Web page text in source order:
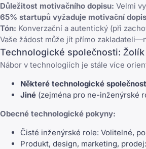
Důležitost motivačního dopisu: Velmi
65% startupů vyžaduje motivační
Tón: Konverzační a autentický (při
Vaše žádost může jít přímo
Technologické společnosti: Žolík
Nábor v technologiích je stále více
Některé technologické
Jiné (zejména pro ne-inženýrské
Obecné technologické pokyny:
Čisté inženýrské role: Volitelné,
Produkt, design, marketing,